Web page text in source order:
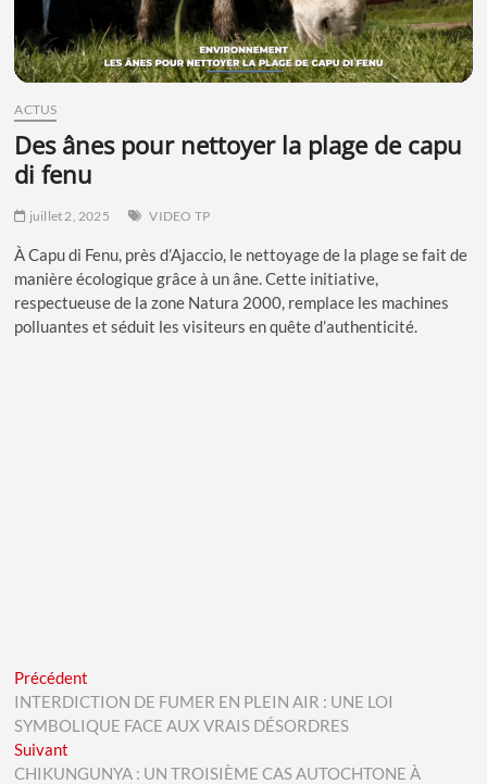
ACTUS
des ânes pour nettoyer la plage de capu
di fenu
juillet 2, 2025 VIDEO TP
À Capu di Fenu, près d’Ajaccio, le nettoyage de la plage se fait de
manière écologique grâce à un âne. Cette initiative,
respectueuse de la zone Natura 2000, remplace les machines
polluantes et séduit les visiteurs en quête d’authenticité.
Navigation
de
l’article
Précédent
post:
INTERDICTION DE FUMER EN PLEIN AIR : UNE LOI
SYMBOLIQUE FACE AUX VRAIS DÉSORDRES
Suivant
post:
CHIKUNGUNYA : UN TROISIÈME CAS AUTOCHTONE À